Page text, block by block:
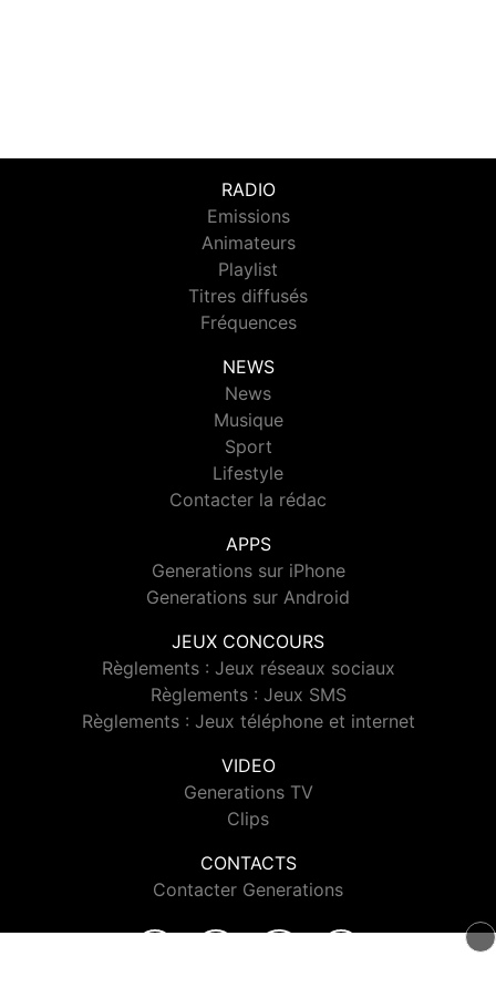
RADIO
Emissions
Animateurs
Playlist
Titres diffusés
Fréquences
NEWS
News
Musique
Sport
Lifestyle
Contacter la rédac
APPS
Generations sur iPhone
Generations sur Android
JEUX CONCOURS
Règlements : Jeux réseaux sociaux
Règlements : Jeux SMS
Règlements : Jeux téléphone et internet
VIDEO
Generations TV
Clips
CONTACTS
Contacter Generations